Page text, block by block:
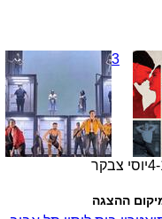
3
יוסי צבקר
ההצגה